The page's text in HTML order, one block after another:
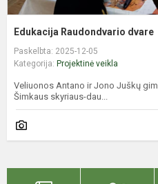
Edukacija Raudondvario dvare
Paskelbta: 2025-12-05
Kategorija: Projektinė veikla
Veliuonos Antano ir Jono Juškų
Šimkaus skyriaus-dau...